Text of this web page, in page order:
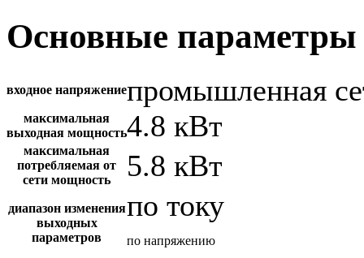
Основные параметры
входное напряжениепромышленная
максимальная
выходная мощность4.8 кВт
максимальная
потребляемая от
сети мощность
5.8 кВт
диапазон изменения
выходных
параметров
по току
по напряжению